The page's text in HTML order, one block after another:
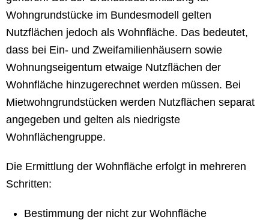
Wohngrundstücke im Bundesmodell gelten
Nutzflächen jedoch als Wohnfläche. Das bedeutet,
dass bei Ein- und Zweifamilienhäusern sowie
Wohnungseigentum etwaige Nutzflächen der
Wohnfläche hinzugerechnet werden müssen. Bei
Mietwohngrundstücken werden Nutzflächen separat
angegeben und gelten als niedrigste
Wohnflächengruppe.
Die Ermittlung der Wohnfläche erfolgt in mehreren
Schritten:
Bestimmung der nicht zur Wohnfläche